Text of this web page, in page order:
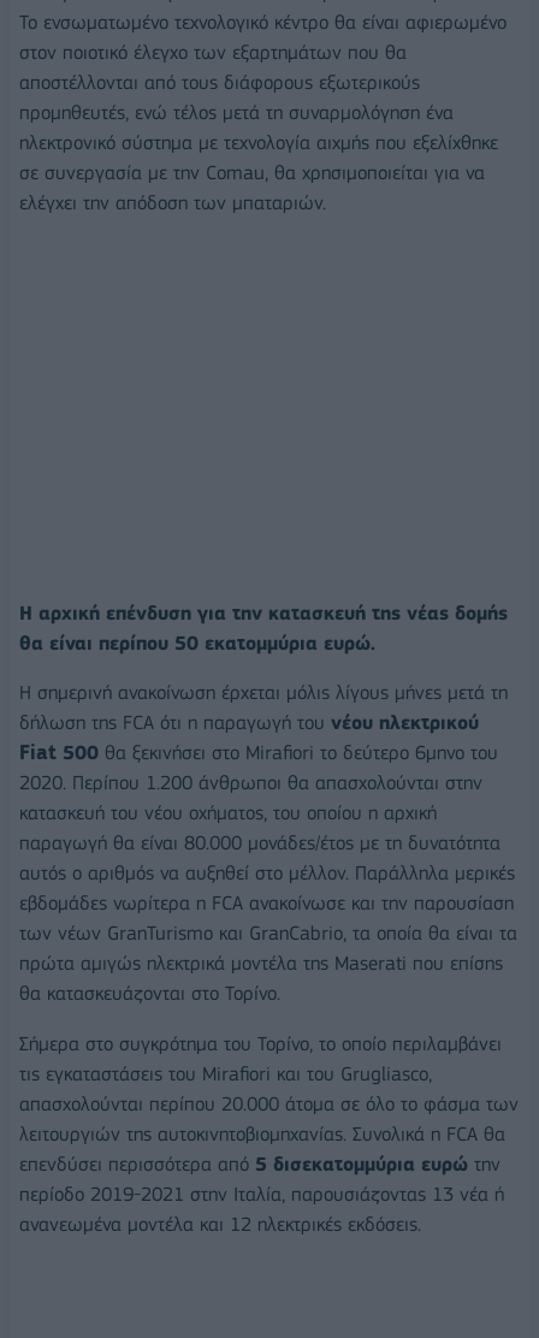
Το ενσωματωμένο τεχνολογικό κέντρο θα είναι αφιερωμένο
στον ποιοτικό έλεγχο των εξαρτημάτων που θα
αποστέλλονται από τους διάφορους εξωτερικούς
προμηθευτές, ενώ τέλος μετά τη συναρμολόγηση ένα
ηλεκτρονικό σύστημα με τεχνολογία αιχμής που εξελίχθηκε
σε συνεργασία με την Comau, θα χρησιμοποιείται για να
ελέγχει την απόδοση των μπαταριών.
Η αρχική επένδυση για την κατασκευή της νέας δομής
θα είναι περίπου 50 εκατομμύρια ευρώ.
Η σημερινή ανακοίνωση έρχεται μόλις λίγους μήνες μετά τη
δήλωση της FCA ότι η παραγωγή του νέου ηλεκτρικού
Fiat 500 θα ξεκινήσει στο Mirafiori το δεύτερο 6μηνο του
2020. Περίπου 1.200 άνθρωποι θα απασχολούνται στην
κατασκευή του νέου οχήματος, του οποίου η αρχική
παραγωγή θα είναι 80.000 μονάδες/έτος με τη δυνατότητα
αυτός ο αριθμός να αυξηθεί στο μέλλον. Παράλληλα μερικές
εβδομάδες νωρίτερα η FCA ανακοίνωσε και την παρουσίαση
των νέων GranTurismo και GranCabrio, τα οποία θα είναι τα
πρώτα αμιγώς ηλεκτρικά μοντέλα της Maserati που επίσης
θα κατασκευάζονται στο Τορίνο.
Σήμερα στο συγκρότημα του Τορίνο, το οποίο περιλαμβάνει
τις εγκαταστάσεις του Mirafiori και του Grugliasco,
απασχολούνται περίπου 20.000 άτομα σε όλο το φάσμα των
λειτουργιών της αυτοκινητοβιομηχανίας. Συνολικά η FCA θα
επενδύσει περισσότερα από 5 δισεκατομμύρια ευρώ την
περίοδο 2019-2021 στην Ιταλία, παρουσιάζοντας 13 νέα ή
ανανεωμένα μοντέλα και 12 ηλεκτρικές εκδόσεις.